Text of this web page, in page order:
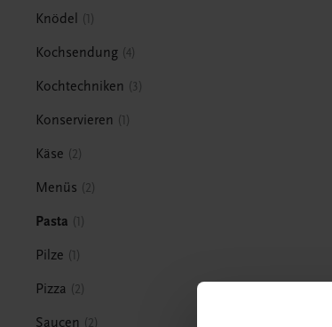
Knödel 1
Kochsendung 4
Kochtechniken 3
Konservieren 1
Käse 2
Menüs 2
Pasta 1
Pilze 1
Pizza 2
Saucen 2